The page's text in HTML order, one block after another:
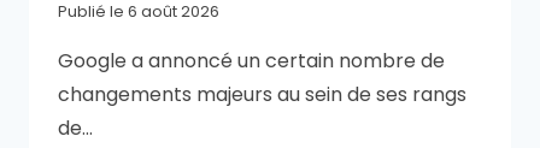
Publié le 6 août 2026
Google a annoncé un certain nombre de
changements majeurs au sein de ses rangs
de…